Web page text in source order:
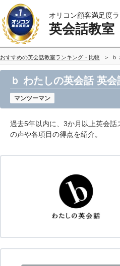
オリコン顧客満足度
英会話教室
おすすめの英会話教室ランキング・比較 ｂ
ｂ わたしの英会話 英
マンツーマン
過去5年以内に、3か月以上英会話
の声や各項目の得点を紹介。